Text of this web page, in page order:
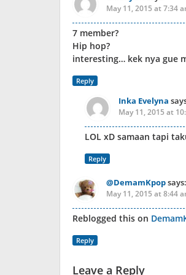
May 11, 2015 at 7:34
7 member?
Hip hop?
interesting… kek nya gue
Reply
Inka Evelyna
May 11, 2015 at
LOL xD samaan tapi
Reply
@DemamKpopsays:
May 11, 2015 at 8:44
Reblogged this on
Reply
Leave a Reply